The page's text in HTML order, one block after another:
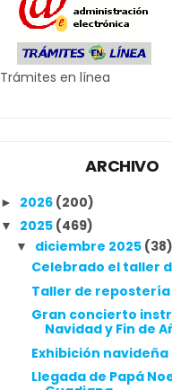
Trámites en línea
ARCHIVO
► 2026 (200)
▼ 2025 (469)
▼ diciembre 2025 (38)
Celebrado el taller
Taller de
Gran concierto
Navidad y Fin de
Exhibición
Llegada de Papá